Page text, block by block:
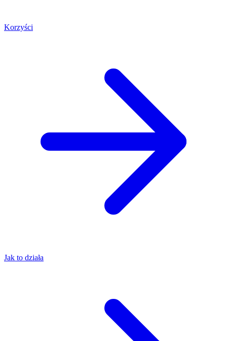
Korzyści
Jak to działa